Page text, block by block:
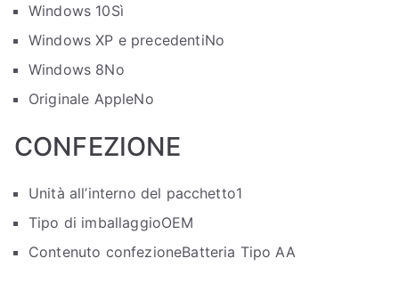
Windows 10Sì
Windows XP e precedentiNo
Windows 8No
Originale AppleNo
CONFEZIONE
Unità all’interno del pacchetto1
Tipo di imballaggioOEM
Contenuto confezioneBatteria Tipo AA